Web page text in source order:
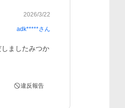
2026/3/22
adk*****さん
ましたみつか
違反報告